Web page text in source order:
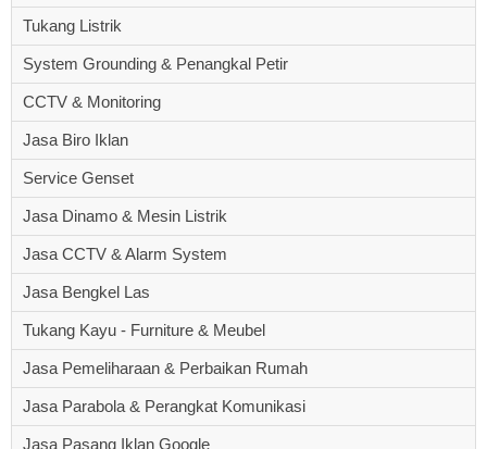
Tukang Listrik
System Grounding & Penangkal Petir
CCTV & Monitoring
Jasa Biro Iklan
Service Genset
Jasa Dinamo & Mesin Listrik
Jasa CCTV & Alarm System
Jasa Bengkel Las
Tukang Kayu - Furniture & Meubel
Jasa Pemeliharaan & Perbaikan Rumah
Jasa Parabola & Perangkat Komunikasi
Jasa Pasang Iklan Google